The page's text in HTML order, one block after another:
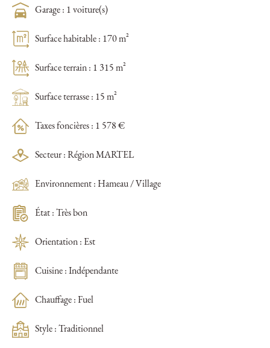
Garage : 1 voiture(s)
Surface habitable : 170 m²
Surface terrain : 1 315 m²
Surface terrasse : 15 m²
Taxes foncières : 1 578 €
Secteur : Région MARTEL
Environnement : Hameau / Village
État : Très bon
Orientation : Est
Cuisine : Indépendante
Chauffage : Fuel
Style : Traditionnel